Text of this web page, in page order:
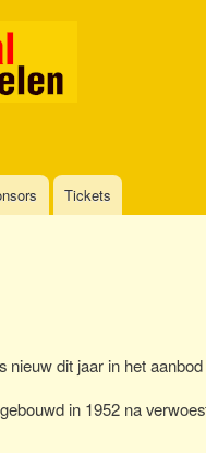
Tickets
dit jaar in het
in 1952 na